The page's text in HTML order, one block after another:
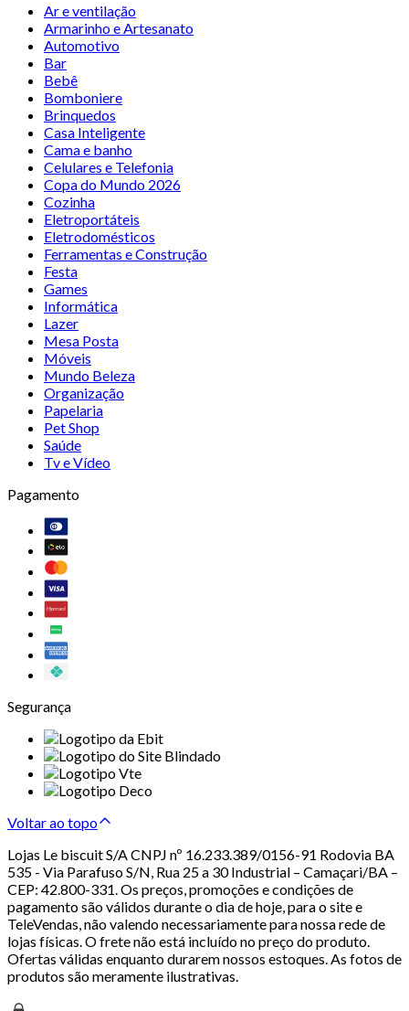
Ar e ventilação
Armarinho e Artesanato
Automotivo
Bar
Bebê
Bomboniere
Brinquedos
Casa Inteligente
Cama e banho
Celulares e Telefonia
Copa do Mundo 2026
Cozinha
Eletroportáteis
Eletrodomésticos
Ferramentas e Construção
Festa
Games
Informática
Lazer
Mesa Posta
Móveis
Mundo Beleza
Organização
Papelaria
Pet Shop
Saúde
Tv e Vídeo
Pagamento
Segurança
Voltar ao topo
Lojas Le biscuit S/A CNPJ nº 16.233.389/0156-91 Rodovia BA
535 - Via Parafuso S/N, Rua 25 a 30 Industrial – Camaçari/BA –
CEP: 42.800-331. Os preços, promoções e condições de
pagamento são válidos durante o dia de hoje, para o site e
TeleVendas, não valendo necessariamente para nossa rede de
lojas físicas. O frete não está incluído no preço do produto.
Ofertas válidas enquanto durarem nossos estoques. As fotos de
produtos são meramente ilustrativas.